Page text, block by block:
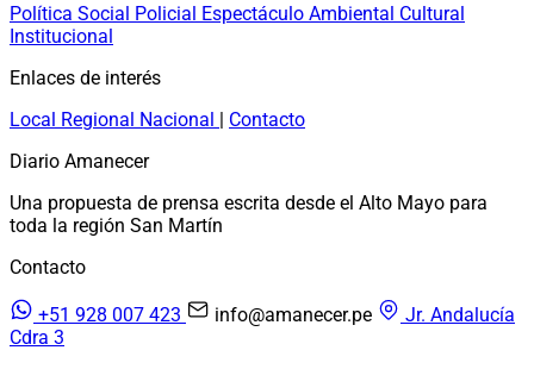
Política Social Policial Espectáculo Ambiental Cultural
Institucional
Enlaces de interés
Local Regional Nacional | Contacto
Diario Amanecer
Una propuesta de prensa escrita desde el Alto Mayo para
toda la región San Martín
Contacto
+51 928 007 423 info@amanecer.pe
Jr. Andalucía
Cdra 3